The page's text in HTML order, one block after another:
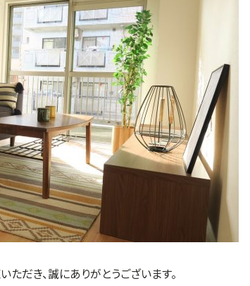
ただき、誠にありがとうございます。